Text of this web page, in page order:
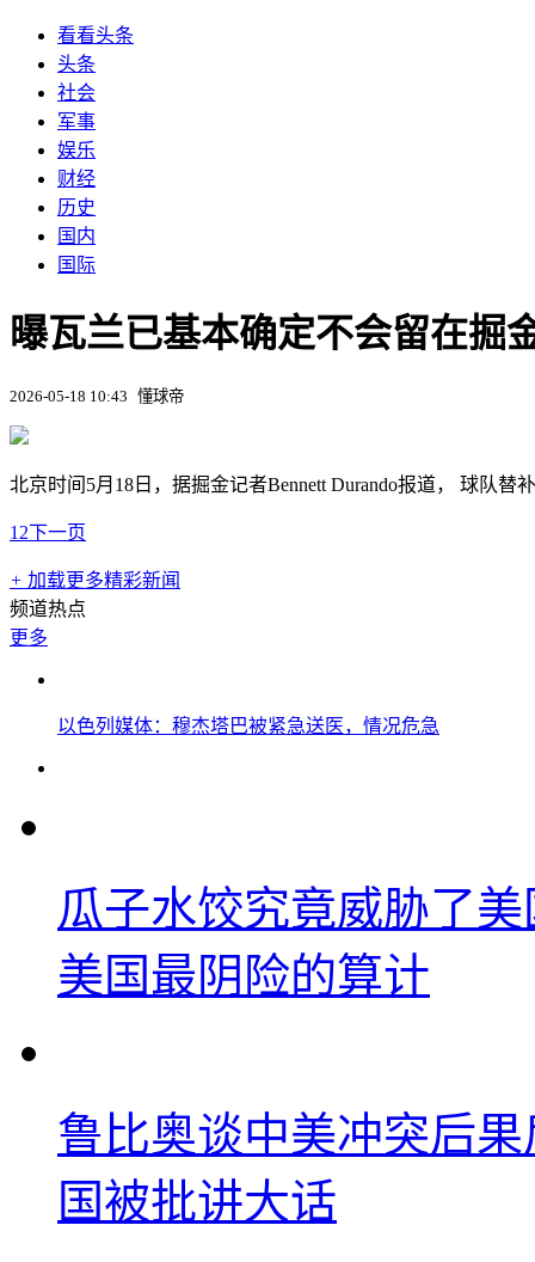
看看头条
头条
社会
军事
娱乐
财经
历史
国内
国际
曝瓦兰已基本确定不会留在掘
2026-05-18 10:43 懂球帝
北京时间5月18日，据掘金记者Bennett Durando报道， 球队
1 2下一页
+ 加载更多精彩新闻
频道热点
更多
以色列媒体：穆杰塔巴被紧急送医，情况危急
瓜子水饺究竟威胁了
美国最阴险的算计
鲁比奥谈中美冲突后
国被批讲大话